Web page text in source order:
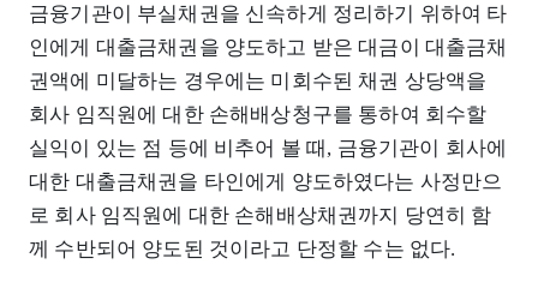
금융기관이 부실채권을 신속하게 정리하기 위하여 타
인에게 대출금채권을 양도하고 받은 대금이 대출금채
권액에 미달하는 경우에는 미회수된 채권 상당액을
회사 임직원에 대한 손해배상청구를 통하여 회수할
실익이 있는 점 등에 비추어 볼 때, 금융기관이 회사에
대한 대출금채권을 타인에게 양도하였다는 사정만으
로 회사 임직원에 대한 손해배상채권까지 당연히 함
께 수반되어 양도된 것이라고 단정할 수는 없다.